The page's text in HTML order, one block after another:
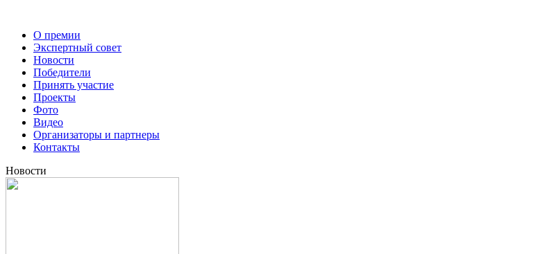
О премии
Экспертный совет
Новости
Победители
Принять участие
Проекты
Фото
Видео
Организаторы и партнеры
Контакты
Новости